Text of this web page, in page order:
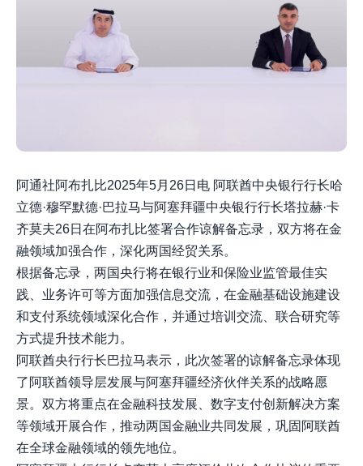
阿通社阿布扎比2025年5月26日电 阿联酋中央银行行长哈
立德·穆罕默德·巴拉马与阿塞拜疆中央银行行长塔拉赫·卡
齐莫夫26日在阿布扎比签署合作谅解备忘录，双方将在金
融领域加强合作，深化两国经贸关系。
根据备忘录，两国央行将在银行业和保险业监管最佳实
践、业务许可等方面加强信息交流，在金融基础设施建设
和支付系统领域深化合作，并通过培训交流、联合研究等
方式提升技术能力。
阿联酋央行行长巴拉马表示，此次签署的谅解备忘录体现
了阿联酋领导层发展与阿塞拜疆经济伙伴关系的战略愿
景。双方将重点在金融科技发展、数字支付创新解决方案
等领域开展合作，推动两国金融业共同发展，巩固阿联酋
在全球金融领域的领先地位。